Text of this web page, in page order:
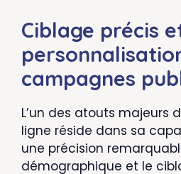
Ciblage précis
campagnes
L’un des atouts majeurs
ligne réside dans sa
une précision
démographique et le